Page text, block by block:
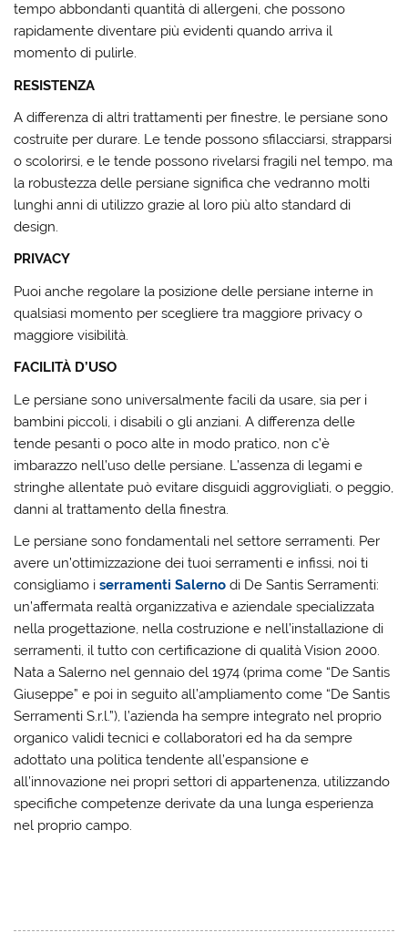
tempo abbondanti quantità di allergeni, che possono
rapidamente diventare più evidenti quando arriva il
momento di pulirle.
RESISTENZA
A differenza di altri trattamenti per finestre, le persiane sono
costruite per durare. Le tende possono sfilacciarsi, strapparsi
o scolorirsi, e le tende possono rivelarsi fragili nel tempo, ma
la robustezza delle persiane significa che vedranno molti
lunghi anni di utilizzo grazie al loro più alto standard di
design.
PRIVACY
Puoi anche regolare la posizione delle persiane interne in
qualsiasi momento per scegliere tra maggiore privacy o
maggiore visibilità.
FACILITÀ D’USO
Le persiane sono universalmente facili da usare, sia per i
bambini piccoli, i disabili o gli anziani. A differenza delle
tende pesanti o poco alte in modo pratico, non c’è
imbarazzo nell’uso delle persiane. L’assenza di legami e
stringhe allentate può evitare disguidi aggrovigliati, o peggio,
danni al trattamento della finestra.
Le persiane sono fondamentali nel settore serramenti. Per
avere un’ottimizzazione dei tuoi serramenti e infissi, noi ti
consigliamo iserramenti Salerno di De Santis Serramenti:
un’affermata realtà organizzativa e aziendale specializzata
nella progettazione, nella costruzione e nell’installazione di
serramenti, il tutto con certificazione di qualità Vision 2000.
Nata a Salerno nel gennaio del 1974 (prima come “De Santis
Giuseppe” e poi in seguito all’ampliamento come “De Santis
Serramenti S.r.l.”), l’azienda ha sempre integrato nel proprio
organico validi tecnici e collaboratori ed ha da sempre
adottato una politica tendente all’espansione e
all’innovazione nei propri settori di appartenenza, utilizzando
specifiche competenze derivate da una lunga esperienza
nel proprio campo.